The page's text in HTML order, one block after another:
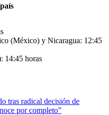
(México) y Nicaragua: 12:45
14:45 horas
tras radical decisión de
por completo”